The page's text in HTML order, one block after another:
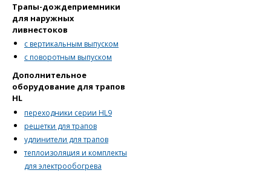
Трапы-дождеприемники
для наружных
ливнестоков
с вертикальным выпуском
с поворотным выпуском
Дополнительное
оборудование для трапов
HL
переходники серии HL9
решетки для трапов
удлинители для трапов
теплоизоляция и комплекты
для электрообогрева